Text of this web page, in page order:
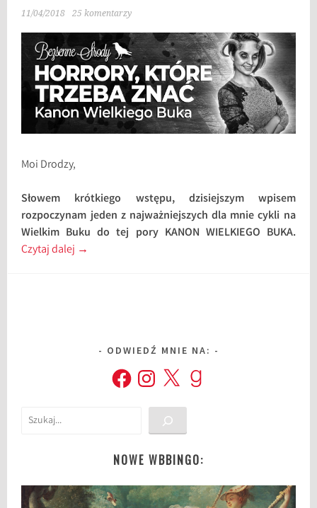
11/04/2018 25 komentarzy
Moi Drodzy,
Słowem krótkiego wstępu, dzisiejszym wpisem
rozpoczynam jeden z najważniejszych dla mnie cykli na
Wielkim Buku do tej pory KANON WIELKIEGO BUKA.
Czytaj dalej →
ODWIEDŹ MNIE NA:
FacebookInstagram
X Goodreads
Szukaj
NOWE WBBINGO: